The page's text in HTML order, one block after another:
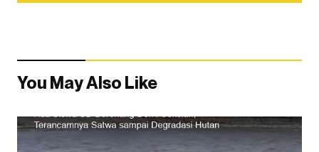
You May Also Like